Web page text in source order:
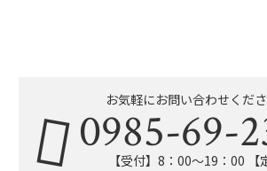
お気軽にお問い合わせくださ
0985-69-
【受付】8：00〜19：00 【